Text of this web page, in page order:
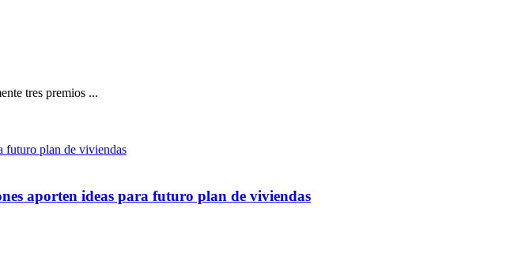
aporten ideas para futuro plan de viviendas
tres premios ...